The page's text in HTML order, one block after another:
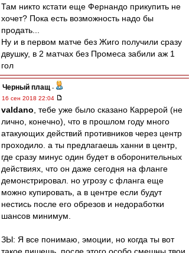
Там никто кстати еще Фернандо прикупить не
хочет? Пока есть возможность надо бы
продать...
Ну и в первом матче без Жиго получили сразу
двушку, в 2 матчах без Промеса забили аж 1
гол
Черный плащ -
16 сен 2018 22:04
valdano , тебе уже было сказано Каррерой (не
лично, конечно), что в прошлом году много
атакующих действий противников через центр
проходило. а ты предлагаешь ханни в центр,
где сразу минус один будет в оборонительных
действиях, что он даже сегодня на фланге
демонстрировал. но угрозу с фланга еще
можно купировать, а в центре если будут
нестись после его обрезов и недоработки
шансов минимум.
ЗЫ: Я все понимаю, эмоции, но когда ты вот